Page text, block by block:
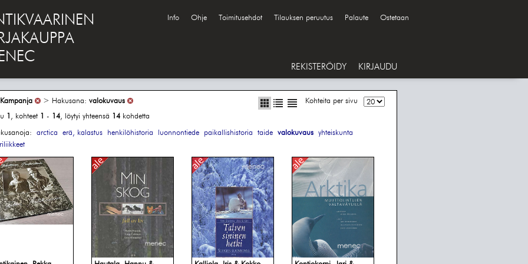
Info Ohje Toimitusehdot Tilauksen peruutus Palaute Ostetaan
REKISTERÖIDY KIRJAUDU
Kohteita per sivu
Kampanja > Hakusana: valokuvaus
1 , kohteet 1 - 14, löytyi yhteensä 14 kohdetta
arctica erä, kalastus henkilöhistoria luonnontiede paikallishistoria taide valokuvaus
yhteiskunta